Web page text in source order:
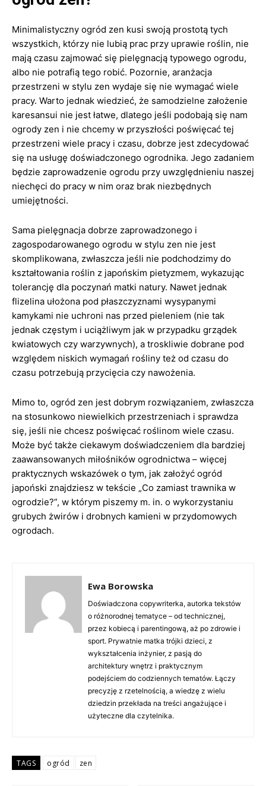
Minimalistyczny ogród zen kusi swoją prostotą tych
wszystkich, którzy nie lubią prac przy uprawie roślin, nie
mają czasu zajmować się pielęgnacją typowego ogrodu,
albo nie potrafią tego robić. Pozornie, aranżacja
przestrzeni w stylu zen wydaje się nie wymagać wiele
pracy. Warto jednak wiedzieć, że samodzielne założenie
karesansui nie jest łatwe, dlatego jeśli podobają się nam
ogrody zen i nie chcemy w przyszłości poświęcać tej
przestrzeni wiele pracy i czasu, dobrze jest zdecydować
się na usługę doświadczonego ogrodnika. Jego zadaniem
będzie zaprowadzenie ogrodu przy uwzględnieniu naszej
niechęci do pracy w nim oraz brak niezbędnych
umiejętności.
Sama pielęgnacja dobrze zaprowadzonego i
zagospodarowanego ogrodu w stylu zen nie jest
skomplikowana, zwłaszcza jeśli nie podchodzimy do
kształtowania roślin z japońskim pietyzmem, wykazując
tolerancję dla poczynań matki natury. Nawet jednak
flizelina ułożona pod płaszczyznami wysypanymi
kamykami nie uchroni nas przed pieleniem (nie tak
jednak częstym i uciążliwym jak w przypadku grządek
kwiatowych czy warzywnych), a troskliwie dobrane pod
względem niskich wymagań rośliny też od czasu do
czasu potrzebują przycięcia czy nawożenia.
Mimo to, ogród zen jest dobrym rozwiązaniem, zwłaszcza
na stosunkowo niewielkich przestrzeniach i sprawdza
się, jeśli nie chcesz poświęcać roślinom wiele czasu.
Może być także ciekawym doświadczeniem dla bardziej
zaawansowanych miłośników ogrodnictwa – więcej
praktycznych wskazówek o tym, jak założyć ogród
japoński znajdziesz w tekście „Co zamiast trawnika w
ogrodzie?”, w którym piszemy m. in. o wykorzystaniu
grubych żwirów i drobnych kamieni w przydomowych
ogrodach.
Ewa Borowska
Doświadczona copywriterka, autorka tekstów
o różnorodnej tematyce – od technicznej,
przez kobiecą i parentingową, aż po zdrowie i
sport. Prywatnie matka trójki dzieci, z
wykształcenia inżynier, z pasją do
architektury wnętrz i praktycznym
podejściem do codziennych tematów. Łączy
precyzję z rzetelnością, a wiedzę z wielu
dziedzin przekłada na treści angażujące i
użyteczne dla czytelnika.
TAGS ogród zen